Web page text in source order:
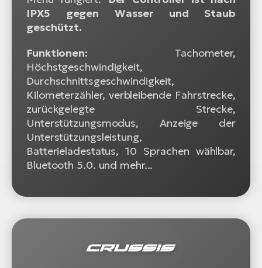
IPX5 gegen Wasser und Staub
geschützt.
Funktionen: Tachometer,
Höchstgeschwindigkeit,
Durchschnittsgeschwindigkeit,
Kilometerzähler, verbleibende Fahrstrecke,
zurückgelegte Strecke,
Unterstützungsmodus, Anzeige der
Unterstützungsleistung,
Batterieladestatus, 10 Sprachen wählbar,
Bluetooth 5.0. und mehr...